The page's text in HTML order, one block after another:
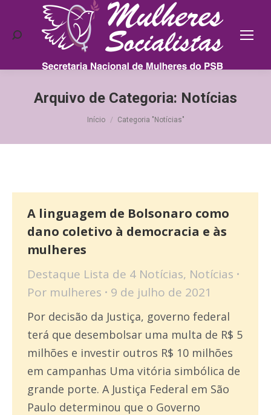
Search:
Arquivo de Categoria: Notícias
Você está aqui:
Início Categoria "Notícias"
A linguagem de Bolsonaro como
dano coletivo à democracia e às
mulheres
Destaque Lista de 4 Notícias, Notícias
Por mulheres 9 de julho de 2021
Por decisão da Justiça, governo federal
terá que desembolsar uma multa de R$ 5
milhões e investir outros R$ 10 milhões
em campanhas Uma vitória simbólica de
grande porte. A Justiça Federal em São
Paulo determinou que o Governo